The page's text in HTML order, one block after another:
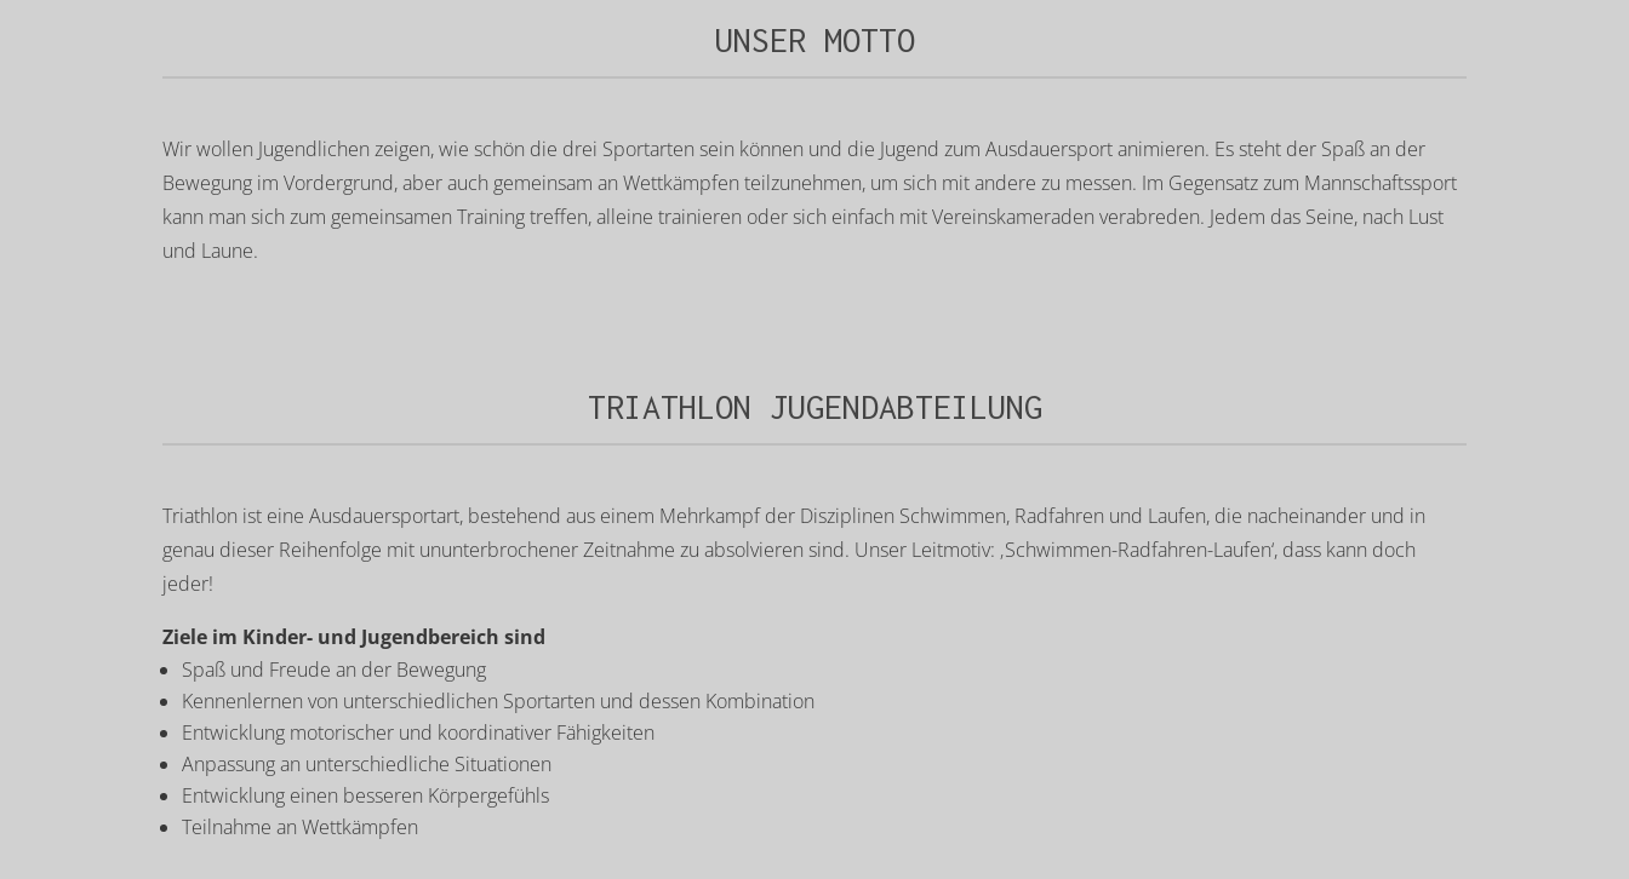
UNSER MOTTO
Wir wollen Jugendlichen zeigen, wie schön die drei Sportarten sein können und die Jugend zum Ausdauersport animieren. Es steht der Spaß an der
Bewegung im Vordergrund, aber auch gemeinsam an Wettkämpfen teilzunehmen, um sich mit andere zu messen. Im Gegensatz zum Mannschaftssport
kann man sich zum gemeinsamen Training treffen, alleine trainieren oder sich einfach mit Vereinskameraden verabreden. Jedem das Seine, nach Lust
und Laune.
TRIATHLON JUGENDABTEILUNG
Triathlon ist eine Ausdauersportart, bestehend aus einem Mehrkampf der Disziplinen Schwimmen, Radfahren und Laufen, die nacheinander und in
genau dieser Reihenfolge mit ununterbrochener Zeitnahme zu absolvieren sind. Unser Leitmotiv: ‚Schwimmen-Radfahren-Laufen‘, dass kann doch
jeder!
Ziele im Kinder- und Jugendbereich sind
Spaß und Freude an der Bewegung
Kennenlernen von unterschiedlichen Sportarten und dessen Kombination
Entwicklung motorischer und koordinativer Fähigkeiten
Anpassung an unterschiedliche Situationen
Entwicklung einen besseren Körpergefühls
Teilnahme an Wettkämpfen